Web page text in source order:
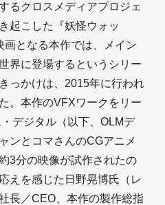
るクロスメディアプロジェ
起こした『妖怪ウォッ
となる本作では、メイン
界に登場するというシリー
っかけは、2015年に行われ
。本作のVFXワークをリー
デジタル（以下、OLMデ
ンとコマさんのCGアニメ
3分の映像が試作されたの
えを感じた日野晃博氏（レ
長／CEO、本作の製作総指